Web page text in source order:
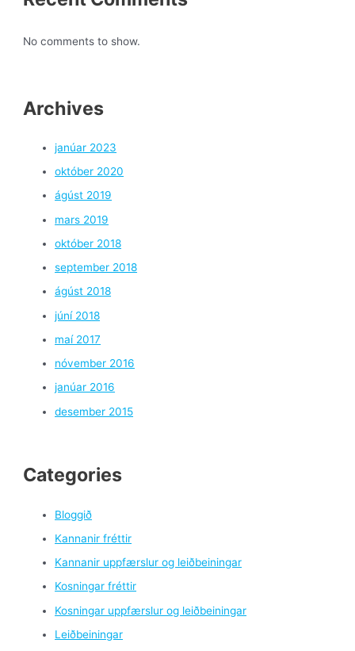
No comments to show.
Archives
janúar 2023
október 2020
ágúst 2019
mars 2019
október 2018
september 2018
ágúst 2018
júní 2018
maí 2017
nóvember 2016
janúar 2016
desember 2015
Categories
Bloggið
Kannanir fréttir
Kannanir uppfærslur og leiðbeiningar
Kosningar fréttir
Kosningar uppfærslur og leiðbeiningar
Leiðbeiningar